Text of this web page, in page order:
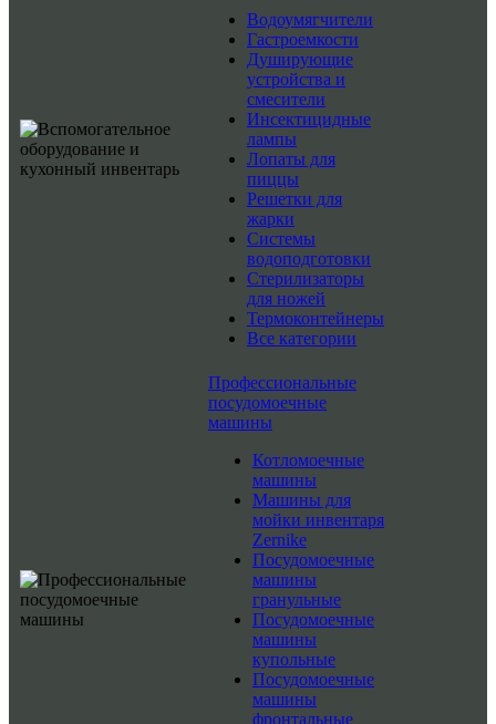
Водоумягчители
Гастроемкости
Душирующие
устройства и
смесители
Инсектицидные
лампы
Лопаты для
пиццы
Решетки для
жарки
Системы
водоподготовки
Стерилизаторы
для ножей
Термоконтейнеры
Все категории
Профессиональные
посудомоечные
машины
Котломоечные
машины
Машины для
мойки инвентаря
Zernike
Посудомоечные
машины
гранульные
Посудомоечные
машины
купольные
Посудомоечные
машины
фронтальные